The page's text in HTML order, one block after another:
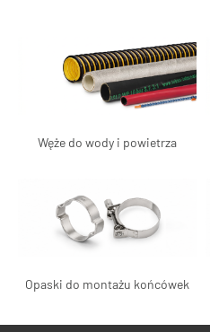
Węże do wody i powietrza
Opaski do montażu końcówek